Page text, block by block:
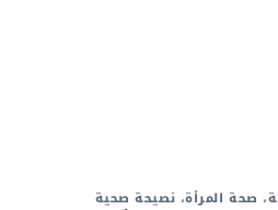
، صحة المرأة، نصيحة صحية